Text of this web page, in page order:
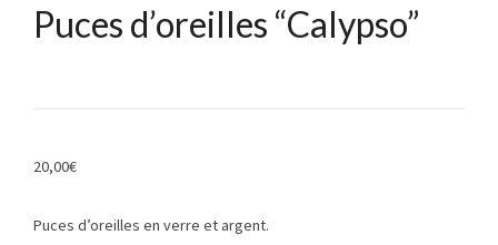
Puces d’oreilles “Calypso”
20,00€
Puces d’oreilles en verre et argent.